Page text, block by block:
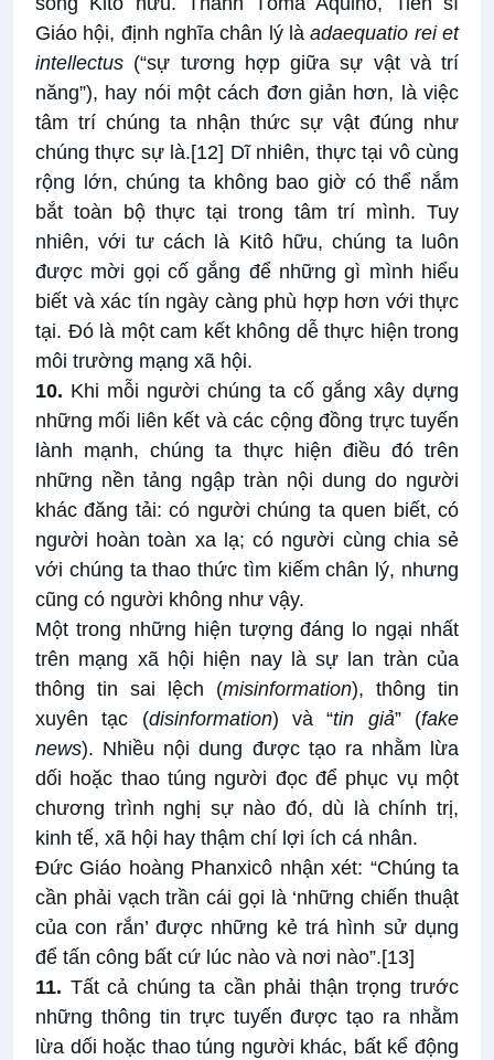
Giáo hội, định nghĩa chân lý làadaequatio rei et
intellectus (“sự tương hợp giữa sự vật và trí
năng”), hay nói một cách đơn giản hơn, là việc
tâm trí chúng ta nhận thức sự vật đúng như
chúng thực sự là.[12] Dĩ nhiên, thực tại vô cùng
rộng lớn, chúng ta không bao giờ có thể nắm
bắt toàn bộ thực tại trong tâm trí mình. Tuy
nhiên, với tư cách là Kitô hữu, chúng ta luôn
được mời gọi cố gắng để những gì mình hiểu
biết và xác tín ngày càng phù hợp hơn với thực
tại. Đó là một cam kết không dễ thực hiện trong
môi trường mạng xã hội.
10. Khi mỗi người chúng ta cố gắng xây dựng
những mối liên kết và các cộng đồng trực tuyến
lành mạnh, chúng ta thực hiện điều đó trên
những nền tảng ngập tràn nội dung do người
khác đăng tải: có người chúng ta quen biết, có
người hoàn toàn xa lạ; có người cùng chia sẻ
với chúng ta thao thức tìm kiếm chân lý, nhưng
cũng có người không như vậy.
Một trong những hiện tượng đáng lo ngại nhất
trên mạng xã hội hiện nay là sự lan tràn của
thông tin sai lệch (misinformation), thông tin
xuyên tạc (disinformation) và “tin giả” (fake
news). Nhiều nội dung được tạo ra nhằm lừa
dối hoặc thao túng người đọc để phục vụ một
chương trình nghị sự nào đó, dù là chính trị,
kinh tế, xã hội hay thậm chí lợi ích cá nhân.
Đức Giáo hoàng Phanxicô nhận xét: “Chúng ta
cần phải vạch trần cái gọi là ‘những chiến thuật
của con rắn’ được những kẻ trá hình sử dụng
để tấn công bất cứ lúc nào và nơi nào”.[13]
11. Tất cả chúng ta cần phải thận trọng trước
những thông tin trực tuyến được tạo ra nhằm
lừa dối hoặc thao túng người khác, bất kể động